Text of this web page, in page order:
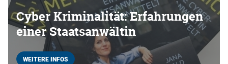
Cyber Kriminalität: Erfahrungen
einer Staatsanwältin
WEITERE INFOS